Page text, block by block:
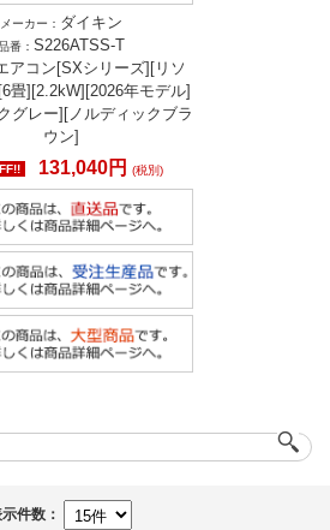
メーカー： ダイキン
番： S226ATSS-T
アコン[SXシリーズ][リソ
畳][2.2kW][2026年モデル]
グレー][ノルディックブラ
ウン]
131,040円 (税別)
件数：